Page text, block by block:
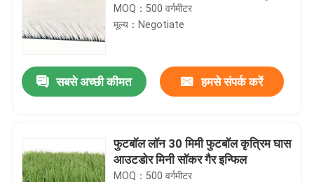
MOQ：500 वर्गमीटर
मूल्य：Negotiate
सबसे अच्छी कीमत हमसे संपर्क करें
फुटबॉल लॉन 30 मिमी फुटबॉल कृत्रिम घास
आउटडोर मिनी सॉकर गैर इन्फिल
MOQ：500 वर्गमीटर